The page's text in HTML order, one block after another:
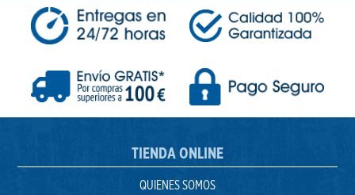
TIENDA ONLINE
QUIENES SOMOS